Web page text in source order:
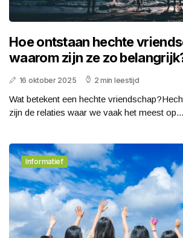
Hoe ontstaan hechte
waarom zijn ze zo
16 oktober 2025 2 min leestijd
Wat betekent een hechte
zijn de relaties waar we vaak het meest op...
Informatief